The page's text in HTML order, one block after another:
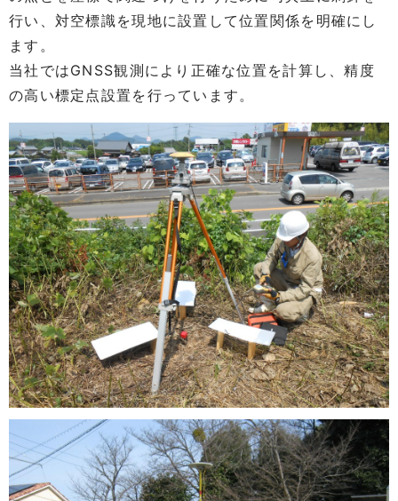
行い、対空標識を現地に設置して位置関係を明確にし
ます。
当社ではGNSS観測により正確な位置を計算し、精度
の高い標定点設置を行っています。